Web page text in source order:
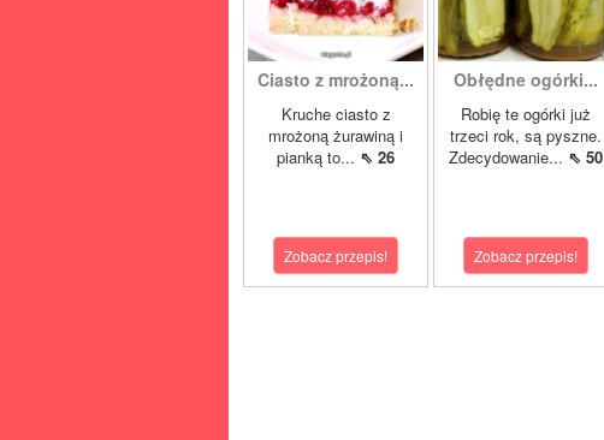
Ciasto z mrożoną...
Kruche ciasto z
mrożoną żurawiną i
pianką to... ⇖ 26
Zobacz przepis!
Obłędne ogórki...
Robię te ogórki już
trzeci rok, są pyszne.
Zdecydowanie... ⇖ 50
Zobacz przepis!